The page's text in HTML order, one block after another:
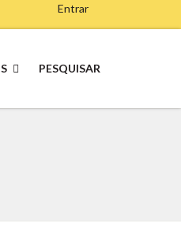
Entrar
PESQUISAR